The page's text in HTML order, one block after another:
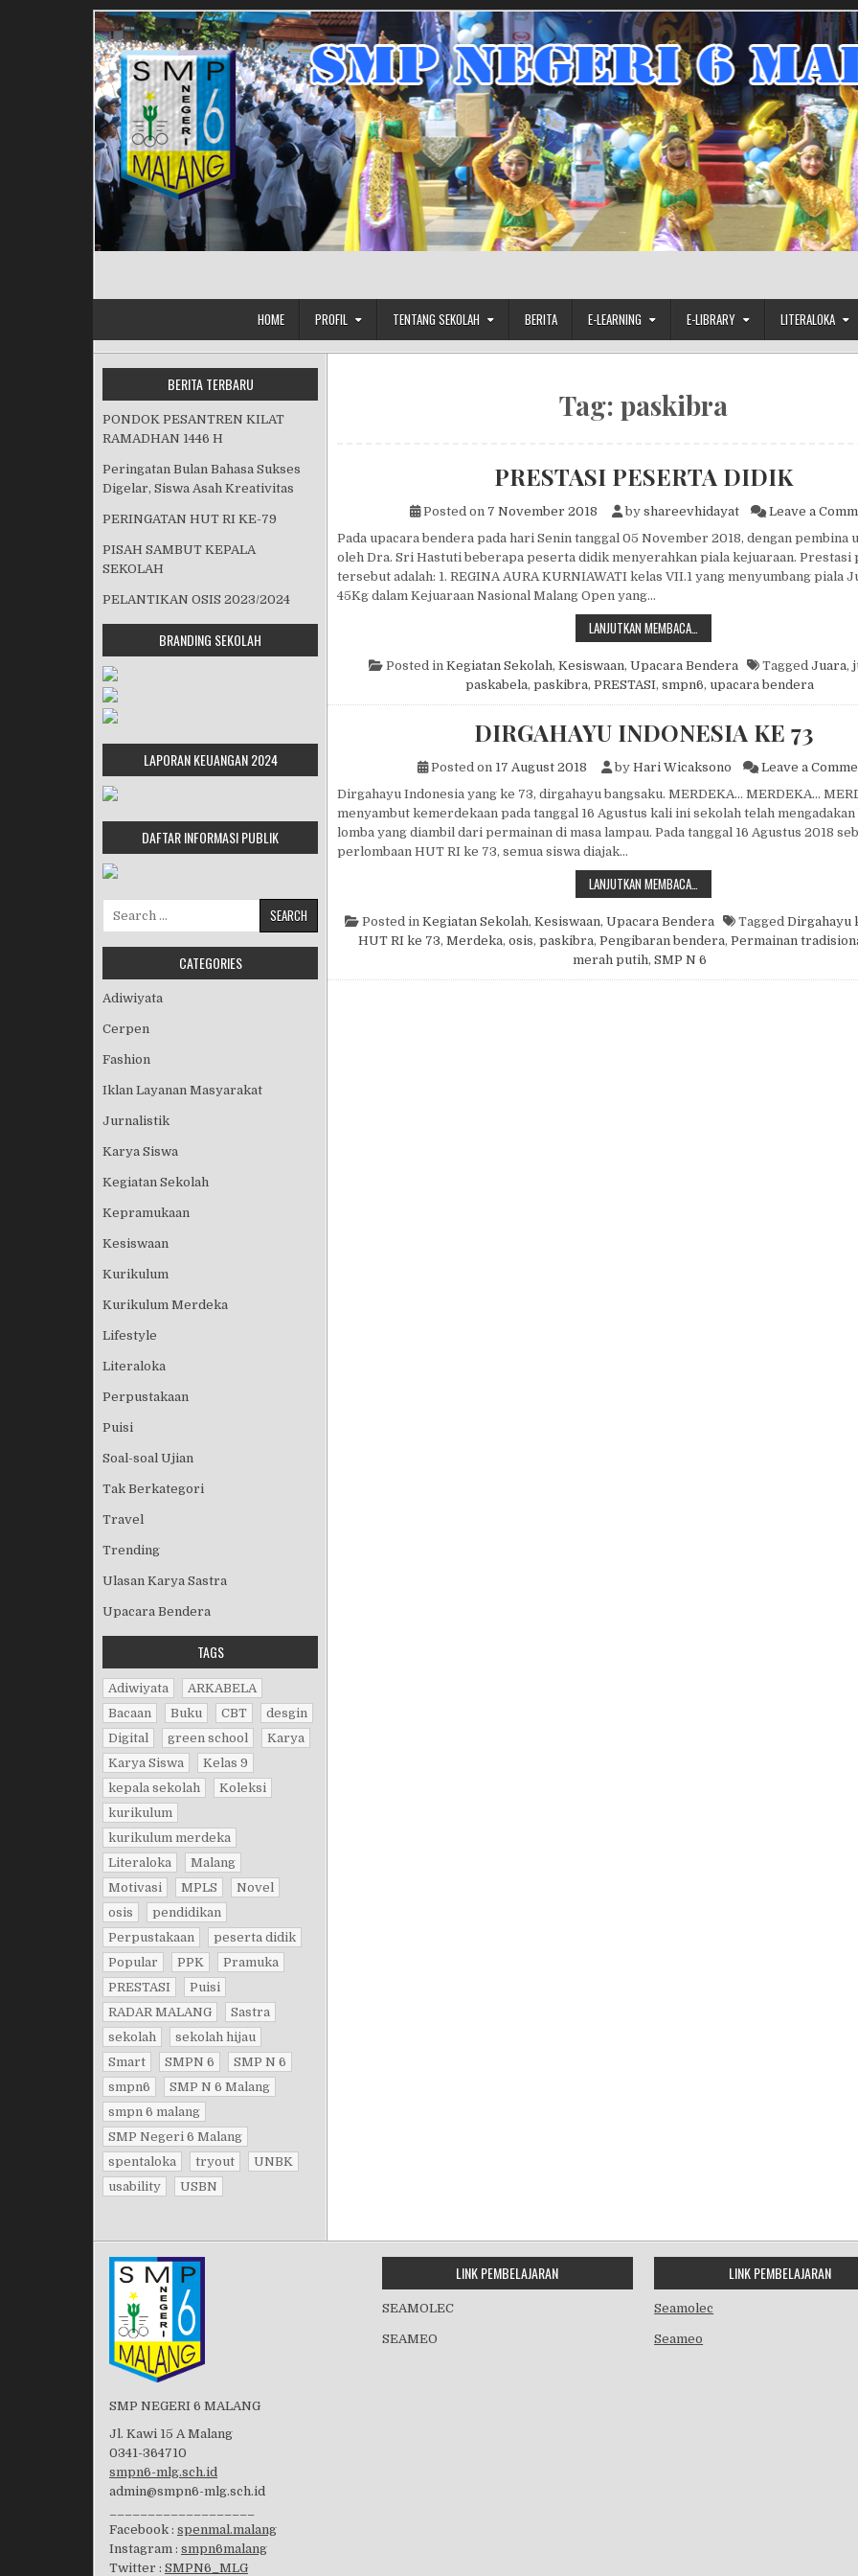
HOME PROFIL TENTANG SEKOLAH BERITA E-LEARNING E-LIBRARY LITERALOKA
Tag: paskibra
PRESTASI PESERTA DIDIK
Posted on 7 November 2018 by shareevhidayat Leave a
Pada upacara bendera pada hari Senin tanggal 05 November 2018, dengan pembina
oleh Dra. Sri Hastuti beberapa peserta didik menyerahkan piala kejuaraan. Prestasi
tersebut adalah: 1. REGINA AURA KURNIAWATI kelas VII.1 yang menyumbang piala
45Kg dalam Kejuaraan Nasional Malang Open yang…
LANJUTKAN MEMBACA…
Posted in Kegiatan Sekolah, Kesiswaan, Upacara Bendera Tagged Juara,
paskabela, paskibra, PRESTASI, smpn6, upacara bendera
DIRGAHAYU INDONESIA KE 73
Posted on 17 August 2018 by Hari Wicaksono Leave a
Dirgahayu Indonesia yang ke 73, dirgahayu bangsaku. MERDEKA… MERDEKA…
menyambut kemerdekaan pada tanggal 16 Agustus kali ini sekolah telah
lomba yang diambil dari permainan di masa lampau. Pada tanggal 16 Agustus 2018
perlombaan HUT RI ke 73, semua siswa diajak…
LANJUTKAN MEMBACA…
Posted in Kegiatan Sekolah, Kesiswaan, Upacara Bendera Tagged Dirgahayu
HUT RI ke 73, Merdeka, osis, paskibra, Pengibaran bendera, Permainan
merah putih, SMP N 6
BERITA TERBARU
PONDOK PESANTREN KILAT
RAMADHAN 1446 H
Peringatan Bulan Bahasa Sukses
Digelar, Siswa Asah Kreativitas
PERINGATAN HUT RI KE-79
PISAH SAMBUT KEPALA
SEKOLAH
PELANTIKAN OSIS 2023/2024
BRANDING SEKOLAH
LAPORAN KEUANGAN 2024
DAFTAR INFORMASI PUBLIK
Search for:
CATEGORIES
Adiwiyata
Cerpen
Fashion
Iklan Layanan Masyarakat
Jurnalistik
Karya Siswa
Kegiatan Sekolah
Kepramukaan
Kesiswaan
Kurikulum
Kurikulum Merdeka
Lifestyle
Literaloka
Perpustakaan
Puisi
Soal-soal Ujian
Tak Berkategori
Travel
Trending
Ulasan Karya Sastra
Upacara Bendera
TAGS
Adiwiyata
ARKABELA
Bacaan
Buku CBT
desgin
Digital
green school
Karya
Karya Siswa
Kelas 9
kepala sekolah
Koleksi
kurikulum
kurikulum merdeka
Literaloka
Malang
Motivasi
MPLS
Novel
osis
pendidikan
Perpustakaan
peserta didik
Popular
PPK
Pramuka
PRESTASI
Puisi
RADAR MALANG
Sastra
sekolah
sekolah hijau
Smart
SMPN 6
SMP N 6
smpn6
SMP N 6 Malang
smpn 6 malang
SMP Negeri 6 Malang
spentaloka
tryout
UNBK
usability
USBN
SMP NEGERI 6 MALANG
Jl. Kawi 15 A Malang
0341-364710
smpn6-mlg.sch.id
admin@smpn6-mlg.sch.id
Facebook : spenmal.malang
Instagram : smpn6malang
Twitter : SMPN6_MLG
LINK PEMBELAJARAN
SEAMOLEC
SEAMEO
LINK PEMBELAJARAN
Seamolec
Seameo